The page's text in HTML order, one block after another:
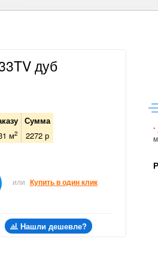
дуб
Сумма
м2 2272 р
или Купить в один клик
Нашли дешевле?
*